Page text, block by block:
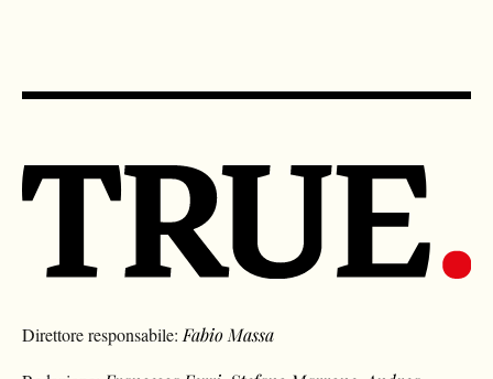
Direttore responsabile: Fabio Massa